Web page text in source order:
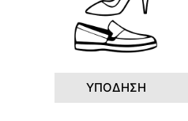
ΥΠΟΔΗΣΗ